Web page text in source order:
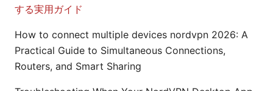
する実用ガイド
How to connect multiple devices nordvpn 2026: A
Practical Guide to Simultaneous Connections,
Routers, and Smart Sharing